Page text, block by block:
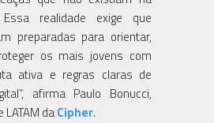
realidade exige que
preparadas para orientar,
os mais jovens com
ativa e regras claras de
afirma Paulo Bonucci,
daCipher.